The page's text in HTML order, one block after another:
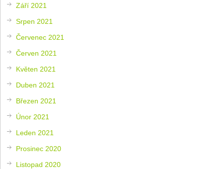
Září 2021
Srpen 2021
Červenec 2021
Červen 2021
Květen 2021
Duben 2021
Březen 2021
Únor 2021
Leden 2021
Prosinec 2020
Listopad 2020